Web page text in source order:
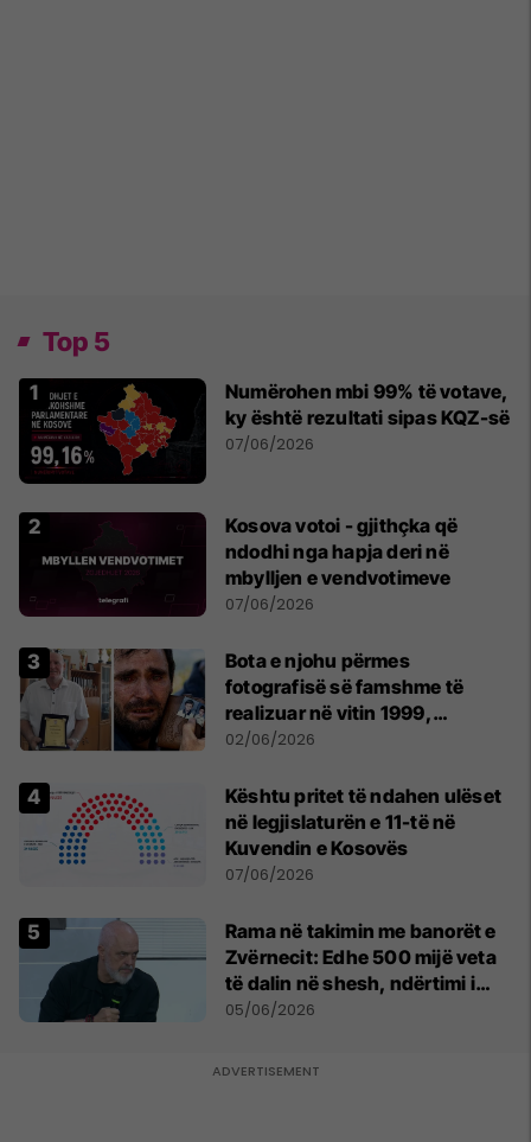
Top 5
Numërohen mbi 99% të votave,
ky është rezultati sipas KQZ-së
07/06/2026
Kosova votoi - gjithçka që
ndodhi nga hapja deri në
mbylljen e vendvotimeve
07/06/2026
Bota e njohu përmes
fotografisë së famshme të
realizuar në vitin 1999,
pensionohet Xajë Mustafa
02/06/2026
Kështu pritet të ndahen ulëset
në legjislaturën e 11-të në
Kuvendin e Kosovës
07/06/2026
Rama në takimin me banorët e
Zvërnecit: Edhe 500 mijë veta
të dalin në shesh, ndërtimi i
resortit nuk anulohet
05/06/2026